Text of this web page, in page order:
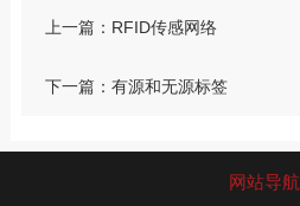
上一篇：RFID传感网络
下一篇：有源和无源标签
网站导航